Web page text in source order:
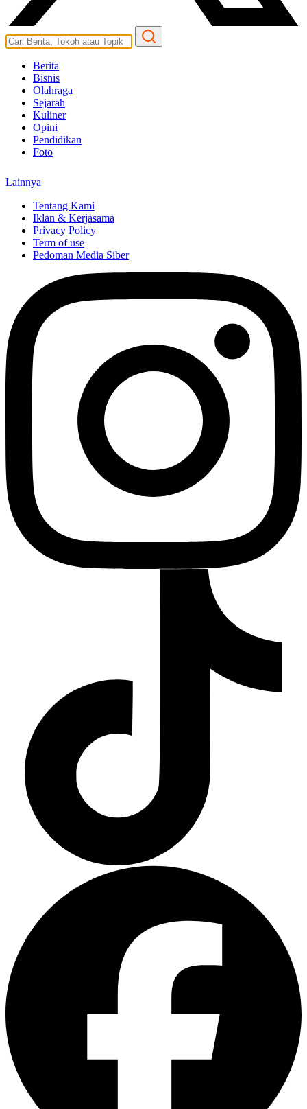
Berita
Bisnis
Olahraga
Sejarah
Kuliner
Opini
Pendidikan
Foto
Lainnya
Tentang Kami
Iklan & Kerjasama
Privacy Policy
Term of use
Pedoman Media Siber